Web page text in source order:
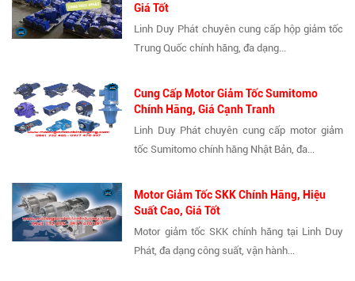
Giá Tốt
Linh Duy Phát chuyên cung cấp hộp giảm tốc
Trung Quốc chính hãng, đa dạng...
Cung Cấp Motor Giảm Tốc Sumitomo
Chính Hãng, Giá Cạnh Tranh
Linh Duy Phát chuyên cung cấp motor giảm
tốc Sumitomo chính hãng Nhật Bản, đa...
Motor Giảm Tốc SKK Chính Hãng, Hiệu
Suất Cao, Giá Tốt
Motor giảm tốc SKK chính hãng tại Linh Duy
Phát, đa dạng công suất, vận hành...